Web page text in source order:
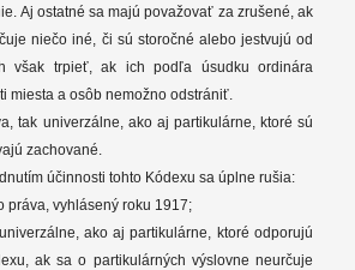
Aj ostatné sa majú považovať za zrušené, ak
niečo iné, či sú storočné alebo jestvujú od
však trpieť, ak ich podľa úsudku ordinára
miesta a osôb nemožno odstrániť.
tak univerzálne, ako aj partikulárne, ktoré sú
zachované.
účinnosti tohto Kódexu sa úplne rušia:
práva, vyhlásený roku 1917;
ako aj partikulárne, ktoré odporujú
ak sa o partikulárných výslovne neurčuje